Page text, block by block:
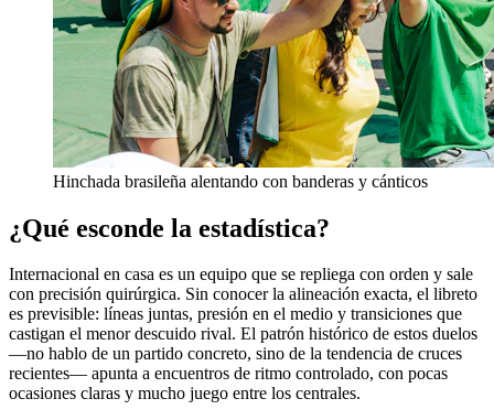
Hinchada brasileña alentando con banderas y cánticos
¿Qué esconde la estadística?
Internacional en casa es un equipo que se repliega con orden y sale
con precisión quirúrgica. Sin conocer la alineación exacta, el libreto
es previsible: líneas juntas, presión en el medio y transiciones que
castigan el menor descuido rival. El patrón histórico de estos duelos
—no hablo de un partido concreto, sino de la tendencia de cruces
recientes— apunta a encuentros de ritmo controlado, con pocas
ocasiones claras y mucho juego entre los centrales.